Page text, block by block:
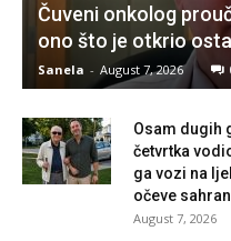
Čuveni onkolog
ono što je otkrio
Sanela - August 7, 2026
Osam dugih
četvrtka
ga vozi na
očeve
August 7, 2026